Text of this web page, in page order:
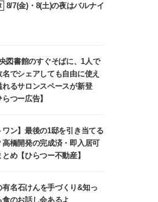
8/7(金)・8(土)の夜はバルナイ
図書館のすぐそばに、1人で
名でシェアしても自由に使え
れるサロンスペースが新登
つー広告】
ワン】最後の1邸を引き当てる
高橋開発の完成済・即入居可
め【ひらつー不動産】
有名石けんを手づくり&知っ
のお話し会あるよ